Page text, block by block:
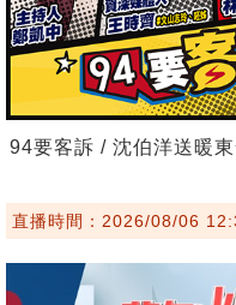
94要客訴 / 沈伯洋送暖
直播時間：2026/08/06